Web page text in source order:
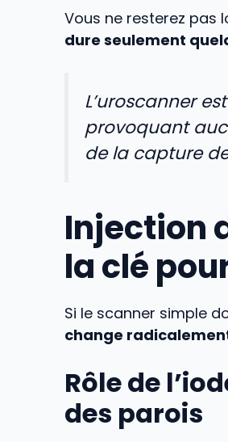
Vous ne resterez pas
dure seulement
L’uroscanner
provoquant
de la capture
Injection
la clé
Si le scanner simple
change
Rôle de
des parois